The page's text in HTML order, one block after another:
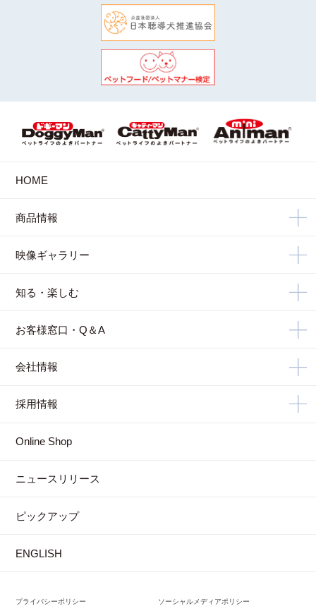
HOME
商品情報
映像ギャラリー
知る・楽しむ
お客様窓口・Q＆A
会社情報
採用情報
Online Shop
ニュースリリース
ピックアップ
ENGLISH
プライバシーポリシー ソーシャルメディアポリシー